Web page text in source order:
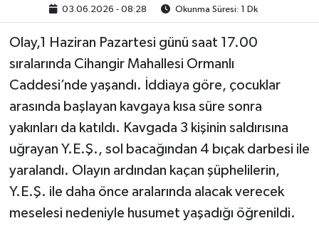
03.06.2026 - 08:28 Okunma Süresi: 1 Dk
Olay,1 Haziran Pazartesi günü saat 17.00
sıralarında Cihangir Mahallesi Ormanlı
Caddesi’nde yaşandı. İddiaya göre, çocuklar
arasında başlayan kavgaya kısa süre sonra
yakınları da katıldı. Kavgada 3 kişinin saldırısına
uğrayan Y.E.Ş., sol bacağından 4 bıçak darbesi ile
yaralandı. Olayın ardından kaçan şüphelilerin,
Y.E.Ş. ile daha önce aralarında alacak verecek
meselesi nedeniyle husumet yaşadığı öğrenildi.
Kadın
Yurt
2024 Seçim Sonuçları